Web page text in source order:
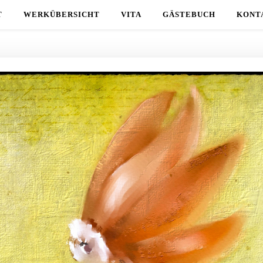
WERKÜBERSICHT VITA GÄSTEBUCH